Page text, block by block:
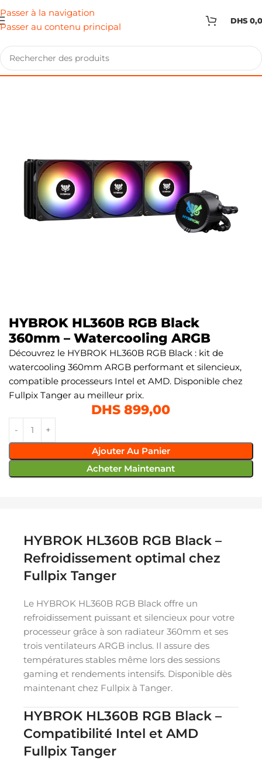
Passer à la navigation
Passer au contenu principal
DHS
HYBROK HL360B RGB Black
360mm – Watercooling ARGB
Découvrez le HYBROK HL360B RGB Black : kit de
watercooling 360mm ARGB performant et silencieux,
compatible processeurs Intel et AMD. Disponible chez
Fullpix Tanger au meilleur prix.
DHS 899,00
Ajouter Au Panier
Acheter Maintenant
HYBROK HL360B RGB Black –
Refroidissement optimal chez
Fullpix Tanger
Le HYBROK HL360B RGB Black offre un
refroidissement puissant et silencieux pour votre
processeur grâce à son radiateur 360mm et ses
trois ventilateurs ARGB inclus. Il assure des
températures stables même lors des sessions
gaming et rendements intensifs. Disponible dès
maintenant chez Fullpix à Tanger.
HYBROK HL360B RGB Black –
Compatibilité Intel et AMD
Fullpix Tanger